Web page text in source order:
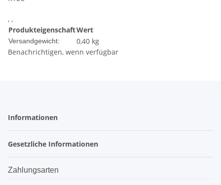
, ,
ProdukteigenschaftWert
Versandgewicht:
0,40 kg
Benachrichtigen, wenn verfügbar
Informationen
Gesetzliche Informationen
Zahlungsarten